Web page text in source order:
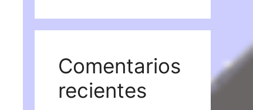
Comentarios
recientes